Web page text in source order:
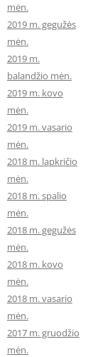
mėn.
2019 m. gegužės
mėn.
2019 m.
balandžio mėn.
2019 m. kovo
mėn.
2019 m. vasario
mėn.
2018 m. lapkričio
mėn.
2018 m. spalio
mėn.
2018 m. gegužės
mėn.
2018 m. kovo
mėn.
2018 m. vasario
mėn.
2017 m. gruodžio
mėn.